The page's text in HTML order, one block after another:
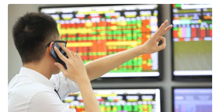
Email:toasoan@vtv.vn
Liên hệ quảng cáo:024-7300.7108